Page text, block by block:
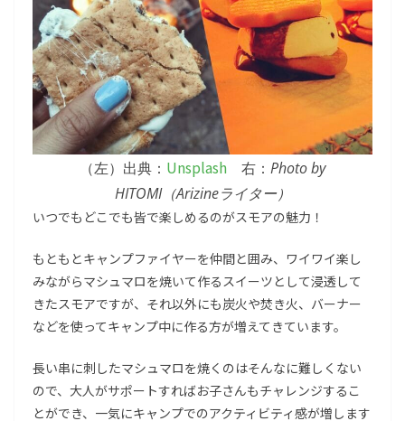
（左）出典： Unsplash 右： Photo by
HITOMI（Arizineライター）
いつでもどこでも皆で楽しめるのがスモアの魅力！
もともとキャンプファイヤーを仲間と囲み、ワイワイ楽し
みながらマシュマロを焼いて作るスイーツとして浸透して
きたスモアですが、それ以外にも炭火や焚き火、バーナー
などを使ってキャンプ中に作る方が増えてきています。
長い串に刺したマシュマロを焼くのはそんなに難しくない
ので、大人がサポートすればお子さんもチャレンジするこ
とができ、一気にキャンプでのアクティビティ感が増します